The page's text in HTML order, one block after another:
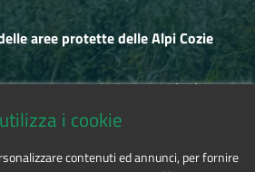
aree protette delle Alpi Cozie
1 - 10050 Salbertrand (TO)
i cookie
contenuti ed annunci, per fornire